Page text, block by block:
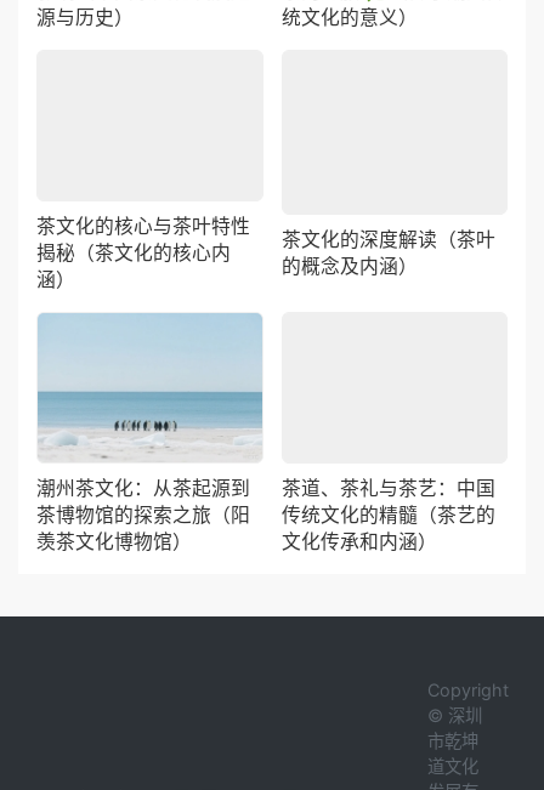
揭秘（茶文化的核心内
涵）
的概念及内涵）
潮州茶文化：从茶起源到
茶博物馆的探索之旅（阳
羡茶文化博物馆）
传统文化的精髓（茶艺的
文化传承和内涵）
市乾坤
道文化
发展有
限公司.